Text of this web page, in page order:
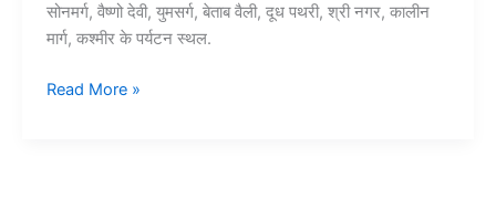
सोनमर्ग, वैष्णो देवी, युमसर्ग, बेताब वैली, दूध पथरी, श्री नगर, कालीन
मार्ग, कश्मीर के पर्यटन स्थल.
10+
Read More »